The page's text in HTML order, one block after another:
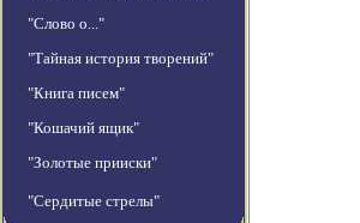
"Слово о..."
"Тайная история творений"
"Книга писем"
"Кошачий ящик"
"Золотые прииски"
"Сердитые стрелы"